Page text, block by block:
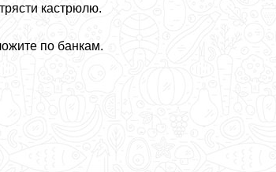
кастрюлю.
по банкам.